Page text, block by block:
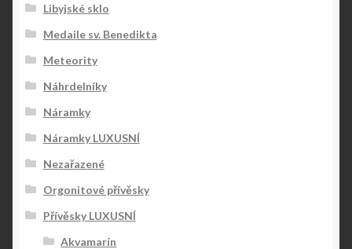
Libyjské sklo
Medaile sv. Benedikta
Meteority
Náhrdelníky
Náramky
Náramky LUXUSNÍ
Nezařazené
Orgonitové přívěsky
Přívěsky LUXUSNÍ
Akvamarín